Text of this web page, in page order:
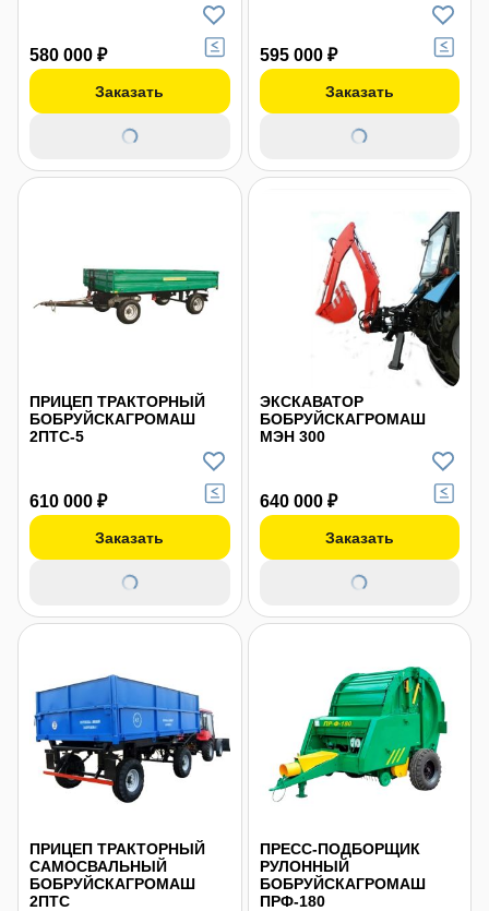
580 000 ₽
Заказать
595 000 ₽
Заказать
ПРИЦЕП ТРАКТОРНЫЙ
БОБРУЙСКАГРОМАШ
2ПТС-5
610 000 ₽
Заказать
ЭКСКАВАТОР
БОБРУЙСКАГРОМАШ
МЭН 300
640 000 ₽
Заказать
ПРИЦЕП ТРАКТОРНЫЙ
САМОСВАЛЬНЫЙ
БОБРУЙСКАГРОМАШ
2ПТС
ПРЕСС-ПОДБОРЩИК
РУЛОННЫЙ
БОБРУЙСКАГРОМАШ
ПРФ-180